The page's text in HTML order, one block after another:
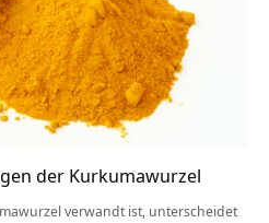
der Kurkumawurzel
verwandt ist, unterscheidet